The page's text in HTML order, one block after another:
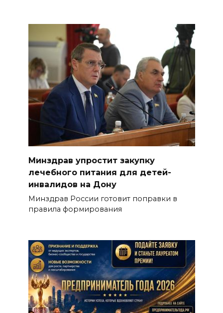
Минздрав упростит закупку
лечебного питания для детей-
инвалидов на Дону
Минздрав России готовит поправки в
правила формирования